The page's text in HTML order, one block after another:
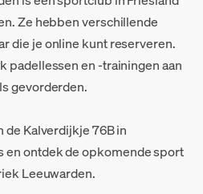
Ze hebben verschillende
die je online kunt reserveren.
padellessen en -trainingen aan
gevorderden.
de Kalverdijkje 76B in
en ontdek de opkomende sport
Leeuwarden.